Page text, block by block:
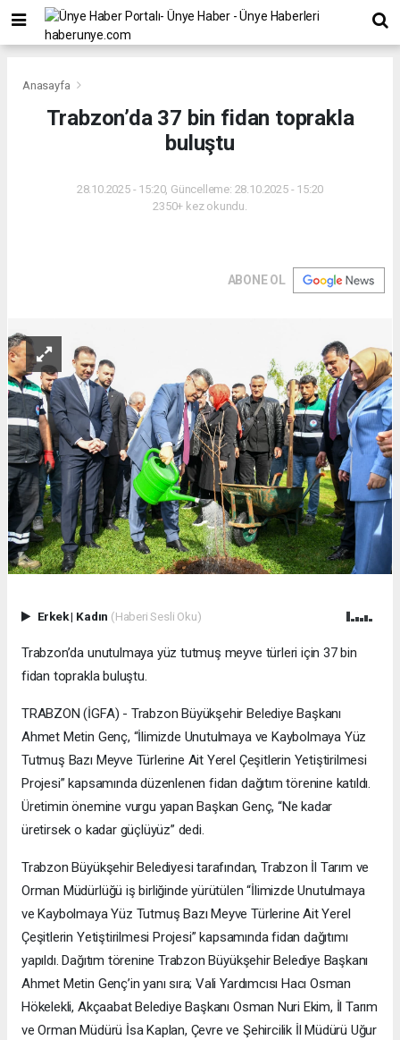
Anasayfa
Trabzon’da 37 bin fidan toprakla
buluştu
28.10.2025 - 15:20, Güncelleme: 28.10.2025 - 15:20
2350+ kez okundu.
ABONE OL
Erkek| Kadın (Haberi Sesli Oku)
Trabzon’da unutulmaya yüz tutmuş meyve türleri için 37 bin
fidan toprakla buluştu.
TRABZON (İGFA) - Trabzon Büyükşehir Belediye Başkanı
Ahmet Metin Genç, “İlimizde Unutulmaya ve Kaybolmaya Yüz
Tutmuş Bazı Meyve Türlerine Ait Yerel Çeşitlerin Yetiştirilmesi
Projesi” kapsamında düzenlenen fidan dağıtım törenine katıldı.
Üretimin önemine vurgu yapan Başkan Genç, “Ne kadar
üretirsek o kadar güçlüyüz” dedi.
Trabzon Büyükşehir Belediyesi tarafından, Trabzon İl Tarım ve
Orman Müdürlüğü iş birliğinde yürütülen “İlimizde Unutulmaya
ve Kaybolmaya Yüz Tutmuş Bazı Meyve Türlerine Ait Yerel
Çeşitlerin Yetiştirilmesi Projesi” kapsamında fidan dağıtımı
yapıldı. Dağıtım törenine Trabzon Büyükşehir Belediye Başkanı
Ahmet Metin Genç’in yanı sıra; Vali Yardımcısı Hacı Osman
Hökelekli, Akçaabat Belediye Başkanı Osman Nuri Ekim, İl Tarım
ve Orman Müdürü İsa Kaplan, Çevre ve Şehircilik İl Müdürü Uğur